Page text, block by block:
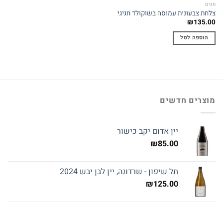
חגים
צלחת צבעונית עמוסה בשוקולד חגיגי
₪135.00
הוספה לסל
מוצרים חדשים
יין אדום יקב כישור
₪85.00
תל שיפון - שרדונה, יין לבן יבש 2024
₪125.00